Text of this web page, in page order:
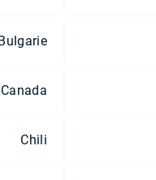
Canada
Chili